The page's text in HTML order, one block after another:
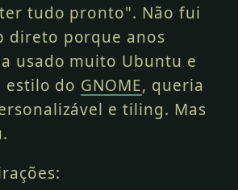
tudo pronto". Não fui
direto porque anos
usado muito Ubuntu e
estilo do GNOME, queria
e tiling. Mas